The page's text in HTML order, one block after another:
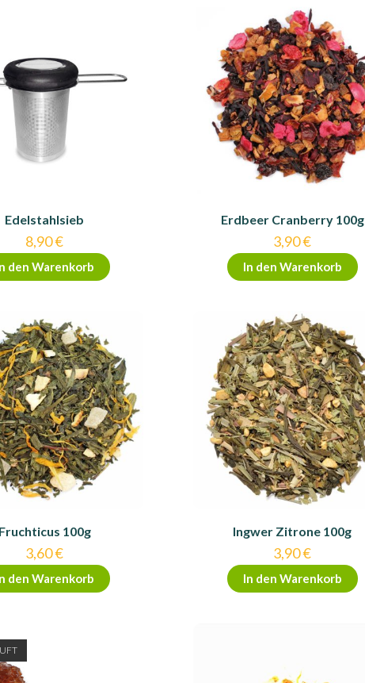
Edelstahlsieb
8,90€
den Warenkorb
Erdbeer Cranberry 100g
3,90€
In den Warenkorb
100g
3,60€
den Warenkorb
Ingwer Zitrone 100g
3,90€
In den Warenkorb